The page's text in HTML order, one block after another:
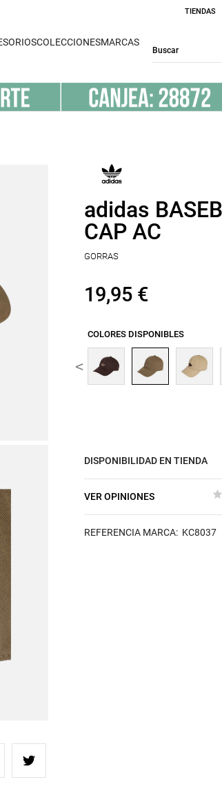
TIENDAS
COLECCIONESMARCAS
adidas
CAP AC
GORRAS
19,95 €
COLORES DISPONIBLES
DISPONIBILIDAD EN TIENDA
VER OPINIONES
REFERENCIA MARCA: KC8037